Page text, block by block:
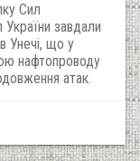
Сил
завдали
Унечі, що у
нафтопроводу
атак.